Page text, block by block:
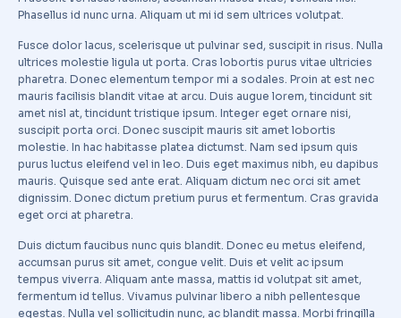
Phasellus id nunc urna. Aliquam ut mi id sem ultrices volutpat.
Fusce dolor lacus, scelerisque ut pulvinar sed, suscipit in risus. Nulla
ultrices molestie ligula ut porta. Cras lobortis purus vitae ultricies
pharetra. Donec elementum tempor mi a sodales. Proin at est nec
mauris facilisis blandit vitae at arcu. Duis augue lorem, tincidunt sit
amet nisl at, tincidunt tristique ipsum. Integer eget ornare nisi,
suscipit porta orci. Donec suscipit mauris sit amet lobortis
molestie. In hac habitasse platea dictumst. Nam sed ipsum quis
purus luctus eleifend vel in leo. Duis eget maximus nibh, eu dapibus
mauris. Quisque sed ante erat. Aliquam dictum nec orci sit amet
dignissim. Donec dictum pretium purus et fermentum. Cras gravida
eget orci at pharetra.
Duis dictum faucibus nunc quis blandit. Donec eu metus eleifend,
accumsan purus sit amet, congue velit. Duis et velit ac ipsum
tempus viverra. Aliquam ante massa, mattis id volutpat sit amet,
fermentum id tellus. Vivamus pulvinar libero a nibh pellentesque
egestas. Nulla vel sollicitudin nunc, ac blandit massa. Morbi fringilla